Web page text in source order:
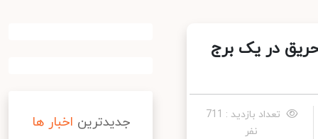
مصدوم بر اثر حریق در یک برج
تعداد بازدید : 711
نفر
جدیدترین اخبار ها